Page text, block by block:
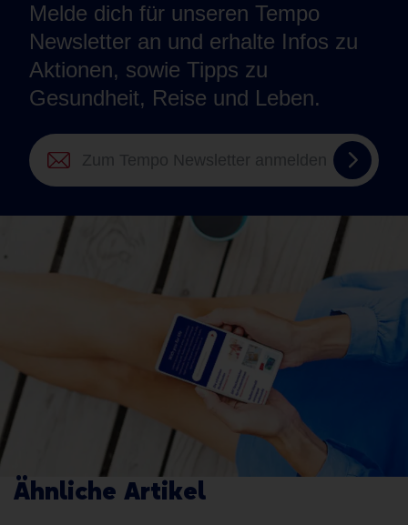
Melde dich für unseren Tempo
Newsletter an und erhalte Infos zu
Aktionen, sowie Tipps zu
Gesundheit, Reise und Leben.
Zum
Tempo
Ähnliche Artikel